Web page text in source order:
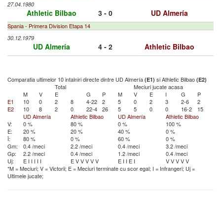
27.04.1980
Athletic Bilbao 3 - 0 UD Almería
Spania - Primera Division Etapa 14
30.12.1979
UD Almería 4 - 2 Athletic Bilbao
Comparatia ultimelor 10 intalniri directe dintre UD Almería (E1) si Athletic Bilbao (E2)
Total
Meciuri jucate acasa
M
V E G P M V E I G
P
E1
10 0 2 8 4-22 2 5 0 2 3 2-6
2
E2
10 8 2 0 22-4 26 5 5 0 0 16-2
15
UD Almería
Athletic Bilbao UD Almería
Athletic Bilbao
V:
0 % 80 % 0 %
100 %
E:
20 % 20 % 40 %
0 %
Î:
80 % 0 % 60 %
0 %
Gm:
0.4 /meci 2.2 /meci 0.4 /meci
3.2 /meci
Gp:
2.2 /meci 0.4 /meci 1.2 /meci
0.4 /meci
Uj:
E I I I I I EVVVVV E I I E I VVVVV
*M = Meciuri; V = Victorii; E = Meciuri terminate cu scor egal; I = Infrangeri; Uj =
Ultimele jucate;